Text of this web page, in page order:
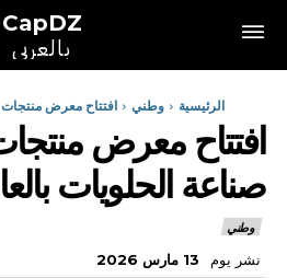
CapDZ
بالعربي
الرئيسية وطني افتتاح معرض منتجات
افتتاح معرض
صناعة الحلويات
وطني
نشر يوم 13 مارس 2026